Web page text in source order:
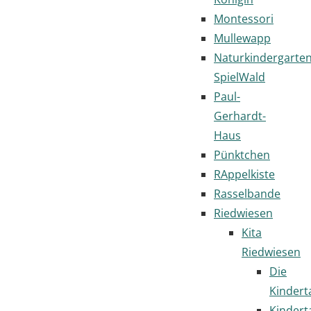
Montessori
Mullewapp
SpielWald
Paul-
Gerhardt-
Haus
Pünktchen
RAppelkiste
Rasselbande
Riedwiesen
Kita
Riedwiesen
Die